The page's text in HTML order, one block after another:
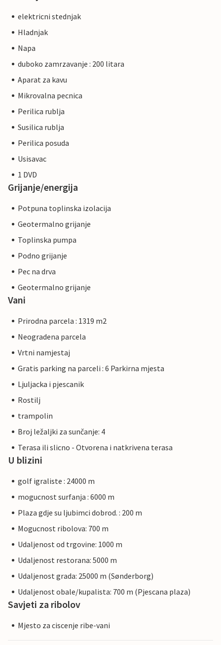
elektricni stednjak
Hladnjak
Napa
duboko zamrzavanje : 200 litara
Aparat za kavu
Mikrovalna pecnica
Perilica rublja
Susilica rublja
Perilica posuda
Usisavac
1 DVD
Grijanje/energija
Potpuna toplinska izolacija
Geotermalno grijanje
Toplinska pumpa
Podno grijanje
Pec na drva
Geotermalno grijanje
Vani
Prirodna parcela : 1319 m2
Neogradena parcela
Vrtni namjestaj
Gratis parking na parceli : 6 Parkirna mjesta
Ljuljacka i pjescanik
Rostilj
trampolin
Broj ležaljki za sunčanje: 4
Terasa ili slicno - Otvorena i natkrivena terasa
U blizini
golf igraliste : 24000 m
mogucnost surfanja : 6000 m
Plaza gdje su ljubimci dobrod. : 200 m
Mogucnost ribolova: 700 m
Udaljenost od trgovine: 1000 m
Udaljenost restorana: 5000 m
Udaljenost grada: 25000 m (Sønderborg)
Udaljenost obale/kupalista: 700 m (Pjescana plaza)
Savjeti za ribolov
Mjesto za ciscenje ribe-vani